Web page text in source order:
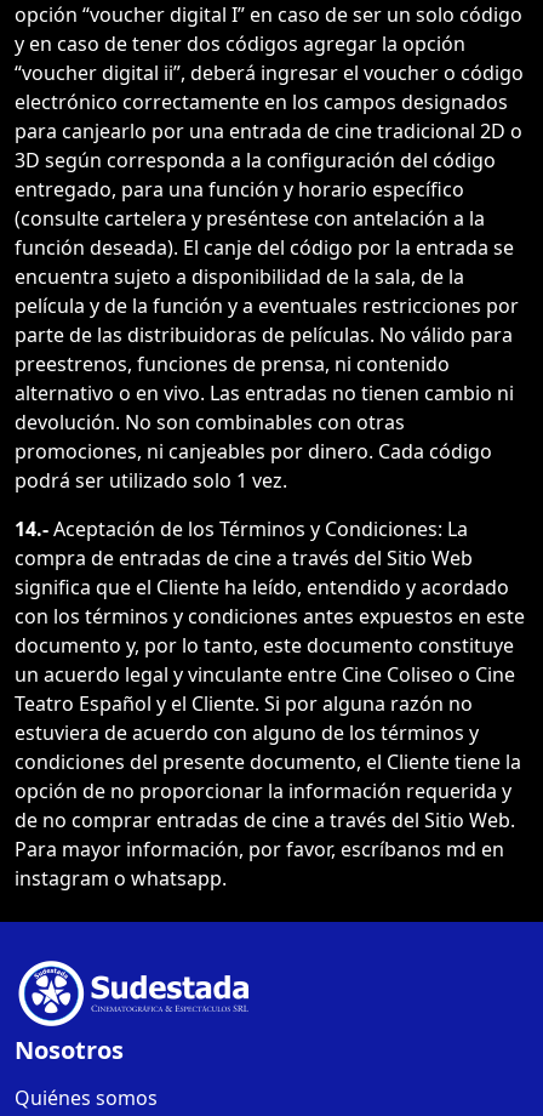
opción “voucher digital I” en caso de ser un solo código
y en caso de tener dos códigos agregar la opción
“voucher digital ii”, deberá ingresar el voucher o código
electrónico correctamente en los campos designados
para canjearlo por una entrada de cine tradicional 2D o
3D según corresponda a la configuración del código
entregado, para una función y horario específico
(consulte cartelera y preséntese con antelación a la
función deseada). El canje del código por la entrada se
encuentra sujeto a disponibilidad de la sala, de la
película y de la función y a eventuales restricciones por
parte de las distribuidoras de películas. No válido para
preestrenos, funciones de prensa, ni contenido
alternativo o en vivo. Las entradas no tienen cambio ni
devolución. No son combinables con otras
promociones, ni canjeables por dinero. Cada código
podrá ser utilizado solo 1 vez.
14.-Aceptación de los Términos y Condiciones: La
compra de entradas de cine a través del Sitio Web
significa que el Cliente ha leído, entendido y acordado
con los términos y condiciones antes expuestos en este
documento y, por lo tanto, este documento constituye
un acuerdo legal y vinculante entre Cine Coliseo o Cine
Teatro Español y el Cliente. Si por alguna razón no
estuviera de acuerdo con alguno de los términos y
condiciones del presente documento, el Cliente tiene la
opción de no proporcionar la información requerida y
de no comprar entradas de cine a través del Sitio Web.
Para mayor información, por favor, escríbanos md en
instagram o whatsapp.
Nosotros
Quiénes somos